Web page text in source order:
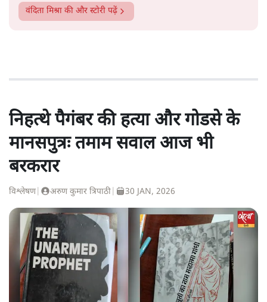
वंदिता मिश्रा की और स्टोरी पढ़ें
निहत्थे पैगंबर की हत्या और गोडसे के
मानसपुत्रः तमाम सवाल आज भी
बरकरार
विश्लेषण| अरुण कुमार त्रिपाठी 30 JAN, 2026